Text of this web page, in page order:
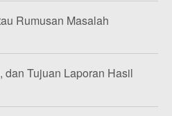
Rumusan Masalah
dan Tujuan Laporan Hasil